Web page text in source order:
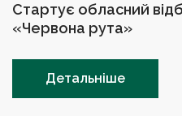
Стартує обласний
«Червона рута»
Детальніше